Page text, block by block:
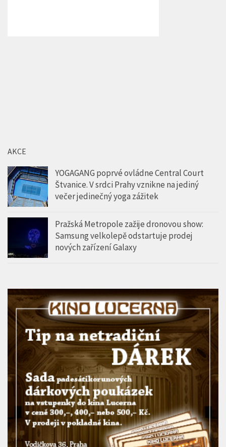
AKCE
YOGAGANG poprvé ovládne Central Court
Štvanice. V srdci Prahy vznikne na jediný
večer jedinečný yoga zážitek
Pražská Metropole zažije dronovou show:
Samsung velkolepě odstartuje prodej
nových zařízení Galaxy